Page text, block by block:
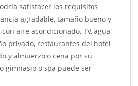
satisfacer los requisitos
agradable, tamaño bueno y
aire acondicionado, TV, agua
privado, restaurantes del hotel
y almuerzo o cena por su
gimnasio o spa puede ser